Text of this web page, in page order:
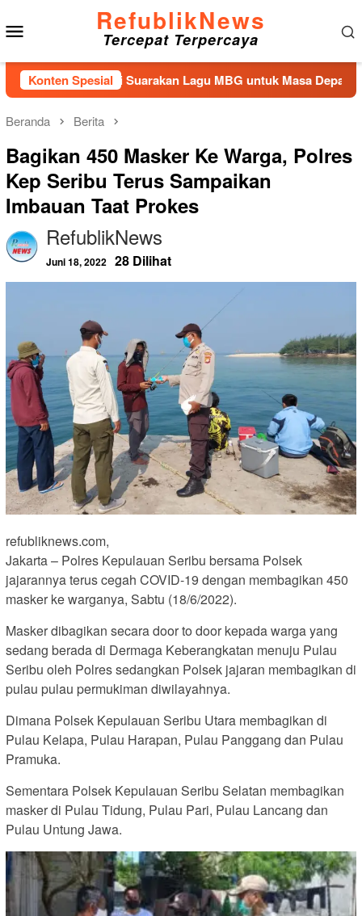
ke
konten
RefublikNews
Tercepat Terpercaya
Konten Spesial
Kembali Suarakan Lagu MBG untuk Masa Depan Anak Bangsa
Beranda Berita
Bagikan 450 Masker Ke Warga, Polres
Kep Seribu Terus Sampaikan
Imbauan Taat Prokes
RefublikNews
Juni 18, 2022 28 Dilihat
refubliknews.com,
Jakarta – Polres Kepulauan Seribu bersama Polsek
jajarannya terus cegah COVID-19 dengan membagikan 450
masker ke warganya, Sabtu (18/6/2022).
Masker dibagikan secara door to door kepada warga yang
sedang berada di Dermaga Keberangkatan menuju Pulau
Seribu oleh Polres sedangkan Polsek jajaran membagikan di
pulau pulau permukiman diwilayahnya.
Dimana Polsek Kepulauan Seribu Utara membagikan di
Pulau Kelapa, Pulau Harapan, Pulau Panggang dan Pulau
Pramuka.
Sementara Polsek Kepulauan Seribu Selatan membagikan
masker di Pulau Tidung, Pulau Pari, Pulau Lancang dan
Pulau Untung Jawa.